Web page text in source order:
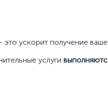
ускорит получение
услуги